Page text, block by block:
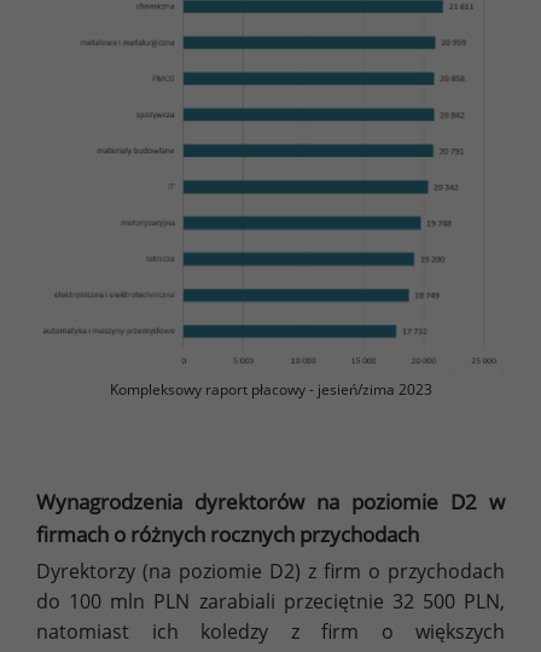
Kompleksowy raport płacowy - jesień/zima 2023
Wynagrodzenia dyrektorów na poziomie D2 w
firmach o różnych rocznych przychodach
Dyrektorzy (na poziomie D2) z firm o przychodach
do 100 mln PLN zarabiali przeciętnie 32 500 PLN,
natomiast ich koledzy z firm o większych